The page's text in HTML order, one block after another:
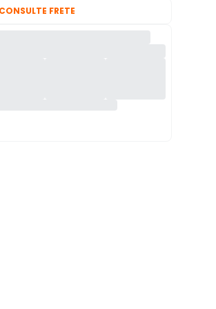
CONSULTE FRETE